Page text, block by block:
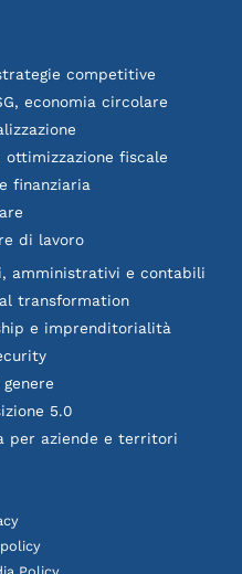
competitive
economia circolare
fiscale
finanziaria
di lavoro
amministrativi e contabili
transformation
e imprenditorialità
5.0
per aziende e territori